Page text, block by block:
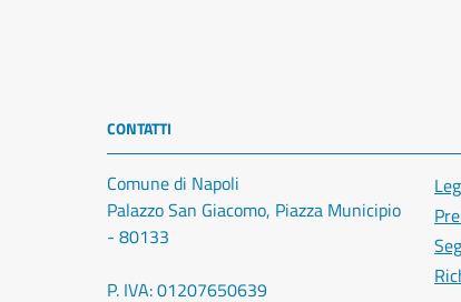
CONTATTI
Comune di Napoli
Palazzo San Giacomo, Piazza Municipio
- 80133
P. IVA: 01207650639